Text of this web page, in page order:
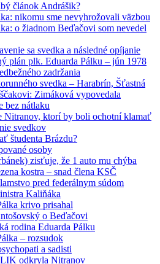
článok Andrášik?
nikomu sme nevyhrožovali väzbou
o žiadnom Beďačovi som nevedel
sa svedka a následné opíjanie
plán plk. Eduarda Pálku – jún 1978
zadržania
svedka – Harabrín, Šťastná
Zimáková vypovedala
bez nátlaku
Nitranov, ktorí by boli ochotní klamať
svedkov
študenta Brázdu?
osoby
zisťuje, že 1 auto mu chýba
kostra – snad člena KSČ
pred federálnym súdom
Kaliňáka
krivo prisahal
o Beďačovi
rodina Eduarda Pálku
– rozsudok
a sadisti
odkryla Nitranov